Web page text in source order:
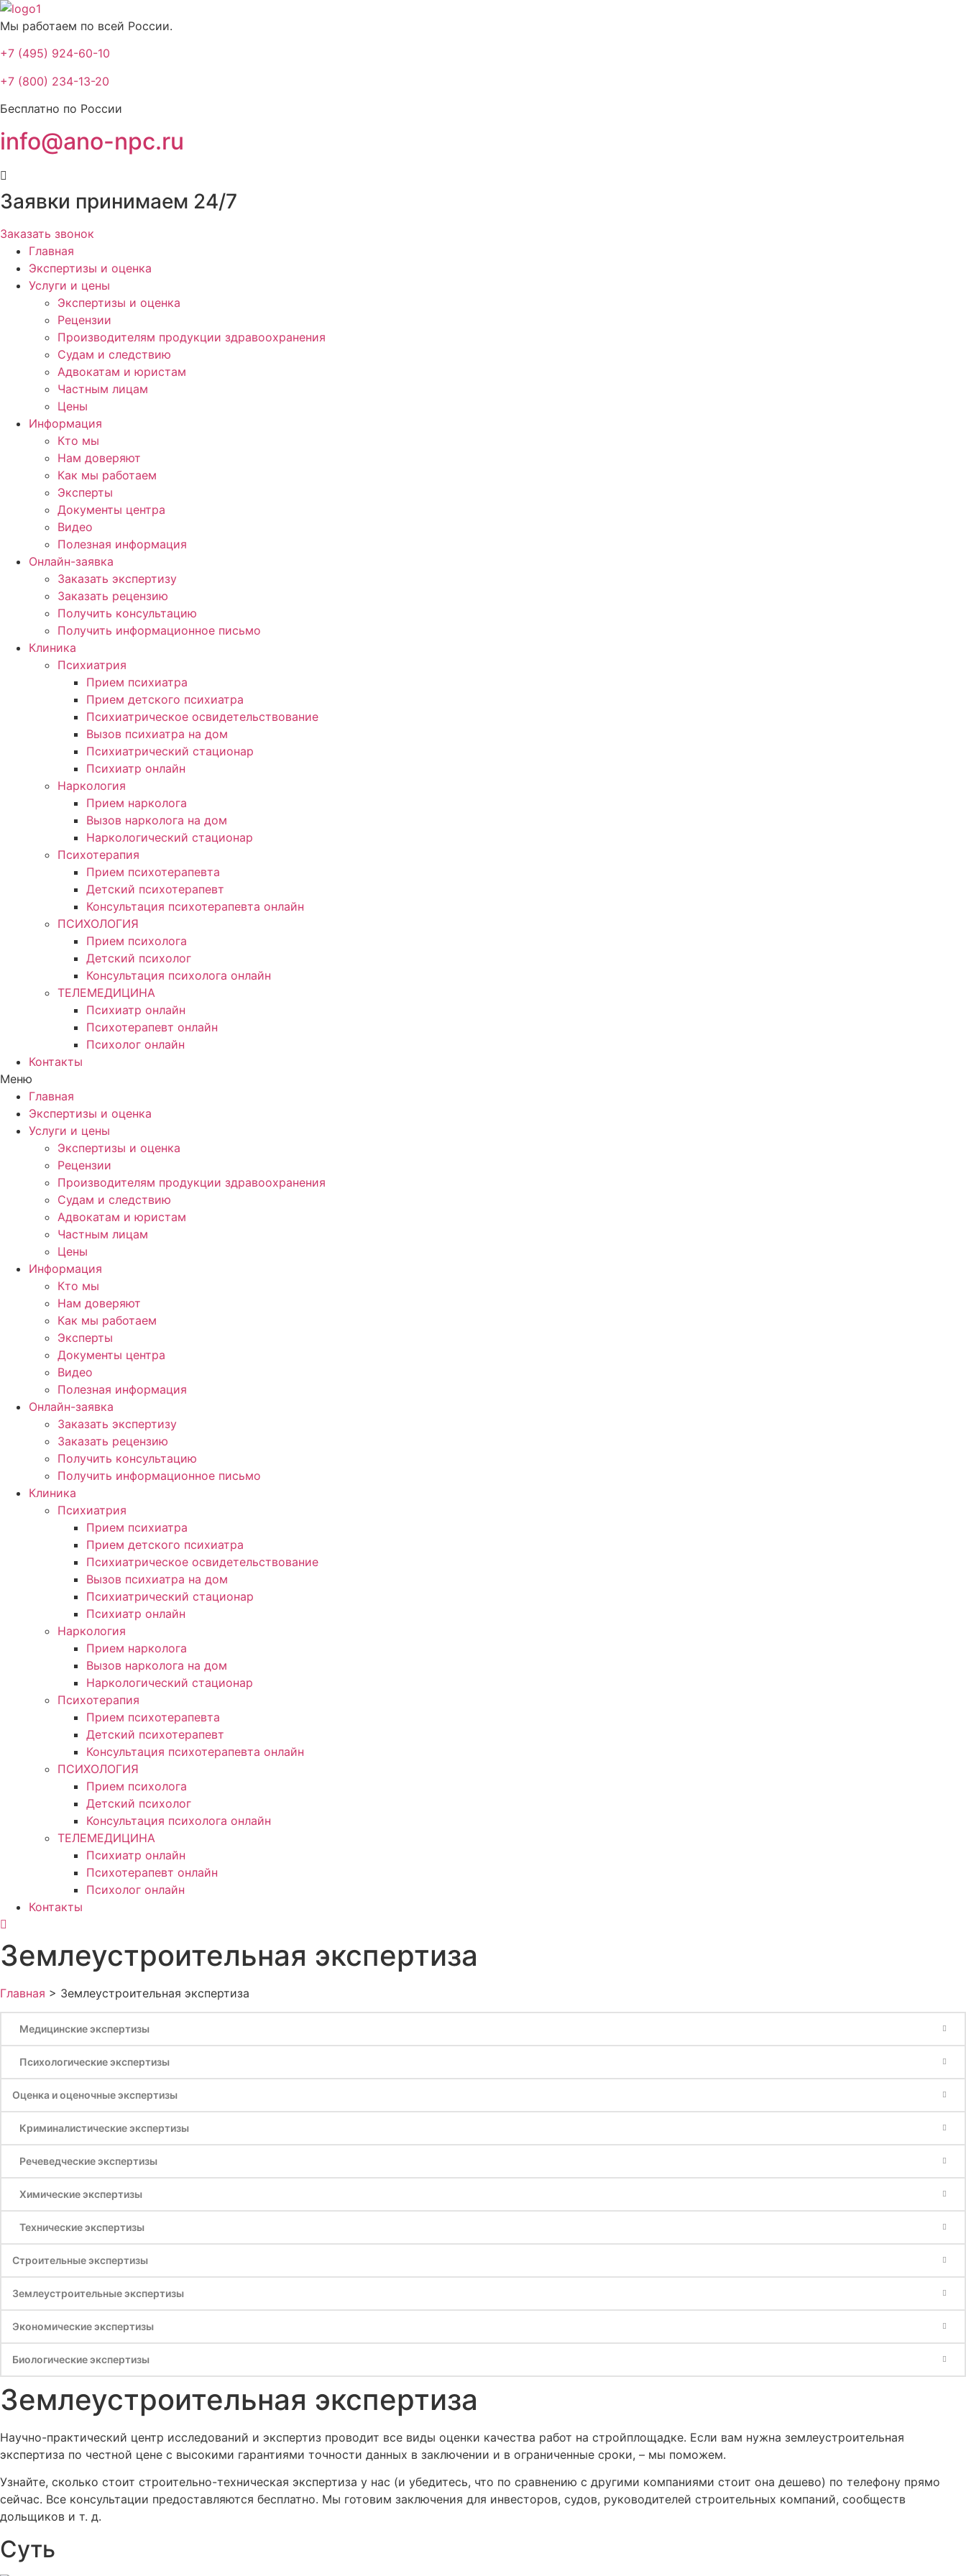
Мы работаем по всей России.
+7 (495) 924-60-10​
+7 (800) 234-13-20​
Бесплатно по России
info@ano-npc.ru
Заявки принимаем 24/7
Заказать звонок
Главная
Экспертизы и оценка
Услуги и цены
Экспертизы и оценка
Рецензии
Производителям продукции здравоохранения
Судам и следствию
Адвокатам и юристам
Частным лицам
Цены
Информация
Кто мы
Нам доверяют
Как мы работаем
Эксперты
Документы центра
Видео
Полезная информация
Онлайн-заявка
Заказать экспертизу
Заказать рецензию
Получить консультацию
Получить информационное письмо
Клиника
Психиатрия
Прием психиатра
Прием детского психиатра
Психиатрическое освидетельствование
Вызов психиатра на дом
Психиатрический стационар
Психиатр онлайн
Наркология
Прием нарколога
Вызов нарколога на дом
Наркологический стационар
Психотерапия
Прием психотерапевта
Детский психотерапевт
Консультация психотерапевта онлайн
ПСИХОЛОГИЯ
Прием психолога
Детский психолог
Консультация психолога онлайн
ТЕЛЕМЕДИЦИНА
Психиатр онлайн
Психотерапевт онлайн
Психолог онлайн
Контакты
Меню
Главная
Экспертизы и оценка
Услуги и цены
Экспертизы и оценка
Рецензии
Производителям продукции здравоохранения
Судам и следствию
Адвокатам и юристам
Частным лицам
Цены
Информация
Кто мы
Нам доверяют
Как мы работаем
Эксперты
Документы центра
Видео
Полезная информация
Онлайн-заявка
Заказать экспертизу
Заказать рецензию
Получить консультацию
Получить информационное письмо
Клиника
Психиатрия
Прием психиатра
Прием детского психиатра
Психиатрическое освидетельствование
Вызов психиатра на дом
Психиатрический стационар
Психиатр онлайн
Наркология
Прием нарколога
Вызов нарколога на дом
Наркологический стационар
Психотерапия
Прием психотерапевта
Детский психотерапевт
Консультация психотерапевта онлайн
ПСИХОЛОГИЯ
Прием психолога
Детский психолог
Консультация психолога онлайн
ТЕЛЕМЕДИЦИНА
Психиатр онлайн
Психотерапевт онлайн
Психолог онлайн
Контакты
Землеустроительная экспертиза
Главная > Землеустроительная экспертиза
Медицинские экспертизы
Психологические экспертизы
Оценка и оценочные экспертизы
Криминалистические экспертизы
Речеведческие экспертизы
Химические экспертизы
Технические экспертизы
Строительные экспертизы
Землеустроительные экспертизы
Экономические экспертизы
Биологические экспертизы
Землеустроительная экспертиза
Научно-практический центр исследований и экспертиз проводит все виды оценки качества работ на стройплощадке. Если вам нужна землеустроительная
экспертиза по честной цене с высокими гарантиями точности данных в заключении и в ограниченные сроки, – мы поможем.
Узнайте, сколько стоит строительно-техническая экспертиза у нас (и убедитесь, что по сравнению с другими компаниями стоит она дешево) по телефону прямо
сейчас. Все консультации предоставляются бесплатно. Мы готовим заключения для инвесторов, судов, руководителей строительных компаний, сообществ
дольщиков и т. д.
Суть